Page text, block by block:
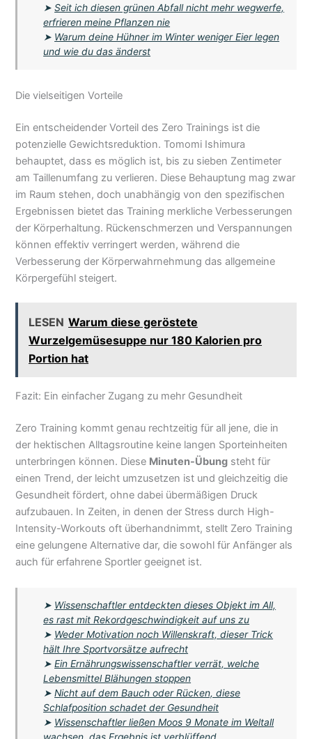
➤Seit ich diesen grünen Abfall nicht mehr wegwerfe,
erfrieren meine Pflanzen nie
➤ Warum deine Hühner im Winter weniger Eier legen
und wie du das änderst
Die vielseitigen Vorteile
Ein entscheidender Vorteil des Zero Trainings ist die
potenzielle Gewichtsreduktion. Tomomi Ishimura
behauptet, dass es möglich ist, bis zu sieben Zentimeter
am Taillenumfang zu verlieren. Diese Behauptung mag zwar
im Raum stehen, doch unabhängig von den spezifischen
Ergebnissen bietet das Training merkliche Verbesserungen
der Körperhaltung. Rückenschmerzen und Verspannungen
können effektiv verringert werden, während die
Verbesserung der Körperwahrnehmung das allgemeine
Körpergefühl steigert.
LESEN Warum diese geröstete
Wurzelgemüsesuppe nur 180 Kalorien pro
Portion hat
Fazit: Ein einfacher Zugang zu mehr Gesundheit
Zero Training kommt genau rechtzeitig für all jene, die in
der hektischen Alltagsroutine keine langen Sporteinheiten
unterbringen können. Diese Minuten-Übung steht für
einen Trend, der leicht umzusetzen ist und gleichzeitig die
Gesundheit fördert, ohne dabei übermäßigen Druck
aufzubauen. In Zeiten, in denen der Stress durch High-
Intensity-Workouts oft überhandnimmt, stellt Zero Training
eine gelungene Alternative dar, die sowohl für Anfänger als
auch für erfahrene Sportler geeignet ist.
➤ Wissenschaftler entdeckten dieses Objekt im All,
es rast mit Rekordgeschwindigkeit auf uns zu
➤ Weder Motivation noch Willenskraft, dieser Trick
hält Ihre Sportvorsätze aufrecht
➤Ein Ernährungswissenschaftler verrät, welche
Lebensmittel Blähungen stoppen
➤Nicht auf dem Bauch oder Rücken, diese
Schlafposition schadet der Gesundheit
➤ Wissenschaftler ließen Moos 9 Monate im Weltall